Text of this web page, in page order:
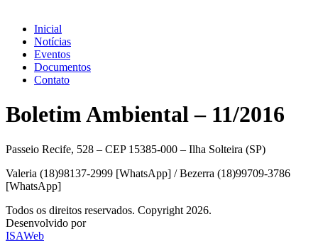
Inicial
Notícias
Eventos
Documentos
Contato
Boletim Ambiental – 11/2016
Passeio Recife, 528 – CEP 15385-000 – Ilha Solteira (SP)
Valeria (18)98137-2999 [WhatsApp] / Bezerra (18)99709-3786
[WhatsApp]
Todos os direitos reservados. Copyright 2026.
Desenvolvido por
ISAWeb